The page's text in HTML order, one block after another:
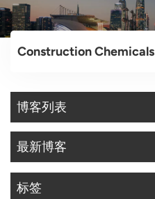
Construction Chemicals
博客列表
最新博客
标签